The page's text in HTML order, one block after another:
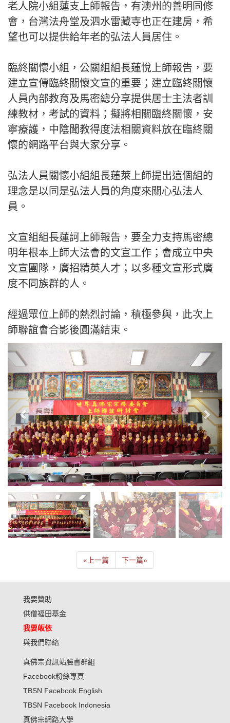
老人院小組蓮支上師報告，有澳州的善明同修
會，台灣法舟堂及泗水雷藏寺也正在建房，希
望也可以提供給年老的弘法人員居住。
臨終關懷小組，公關組組長蓮悅上師報告，要
建立宣傳臨終關懷文宣的重要；建立臨終關懷
人員內部教育及馬密總分享提供居士主法者訓
練教材，考試的資料；擬將相關臨終關懷，安
寧療護，中陰聞教得度法相關資料放在臨終關
懷的網路平台與大家分享。
弘法人員關懷小組組長蓮萊上師提出這個組的
理念是以同是弘法人員的角度來關心弘法人
員。
文宣組組長蓮訶上師報告，要全力支持馬密總
明年根本上師大法會的文宣工作；會成立中央
文宣團隊，廣招精英人才；以多種文宣形式廣
度不同族群的人。
經過眾位上師的熱烈討論，積極參與，此次上
師聯誼會合影後圓滿結束。
« 上一篇 下一篇»
我要贊助
供僧福田基金
我要皈依
與我們聯絡
真佛宗資訊站臉書群組
Facebook粉絲專頁
TBSN Facebook English
TBSN Facebook Indonesia
真佛宗網路大學